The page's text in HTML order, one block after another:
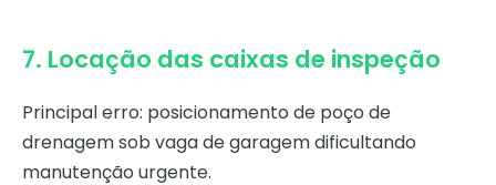
7. Locação das caixas de inspeção
Principal erro: posicionamento de poço de
drenagem sob vaga de garagem dificultando
manutenção urgente.